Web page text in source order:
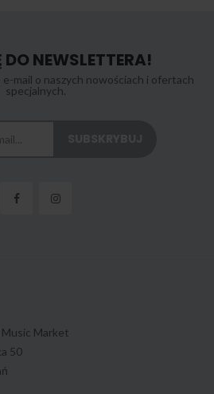
DO NEWSLETTERA!
mail o naszych nowościach i ofertach
specjalnych.
Market
50